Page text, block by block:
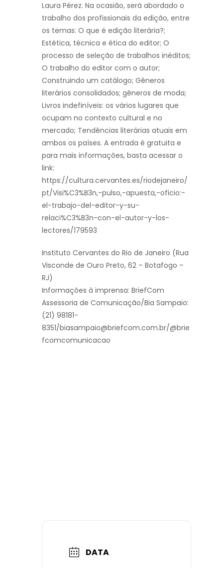
Laura Pérez. Na ocasião, será abordado o
trabalho dos profissionais da edição, entre
os temas: O que é edição literária?;
Estética, técnica e ética do editor; O
processo de seleção de trabalhos inéditos;
O trabalho do editor com o autor;
Construindo um catálogo; Gêneros
literários consolidados; gêneros de moda;
Livros indefiníveis: os vários lugares que
ocupam no contexto cultural e no
mercado; Tendências literárias atuais em
ambos os países. A entrada é gratuita e
para mais informações, basta acessar o
link:
https://cultura.cervantes.es/riodejaneiro/
pt/Visi%C3%B3n,-pulso,-apuesta,-oficio:-
el-trabajo-del-editor-y-su-
relaci%C3%B3n-con-el-autor-y-los-
lectores/179593
Instituto Cervantes do Rio de Janeiro (Rua
Visconde de Ouro Preto, 62 – Botafogo –
RJ)
Informações à imprensa: BriefCom
Assessoria de Comunicação/Bia Sampaio:
(21) 98181-
8351/biasampaio@briefcom.com.br/@brie
fcomcomunicacao
DATA